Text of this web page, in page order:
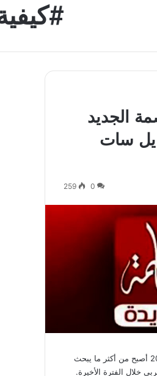
الجديد
سات
0
259
تردد قناة العاصمة الجديد 2025 أصبح من أكثر ما يبحث
خلال الفترة الأخيرة.